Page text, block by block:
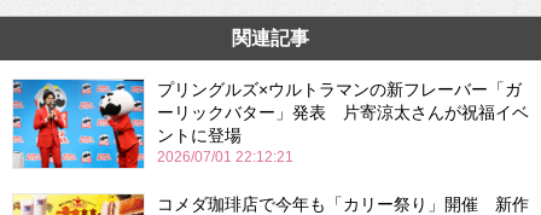
関連記事
プリングルズ×ウルトラマンの新フレーバー「ガ
ーリックバター」発表 片寄涼太さんが祝福イベ
ントに登場
2026/07/01 22:12:21
コメダ珈琲店で今年も「カリー祭り」開催 新作